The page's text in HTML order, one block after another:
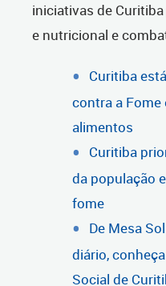
iniciativas de
e nutricional e
Curitiba
contra a Fome
alimentos
Curitiba
da população
fome
De Mesa
diário,
Social de